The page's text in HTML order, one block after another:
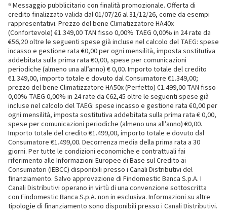
⁶ Messaggio pubblicitario con finalità promozionale. Offerta di
credito finalizzato valida dal 01/07/26 al 31/12/26, come da esempi
rappresentativi. Prezzo del bene Climatizzatore HA40x
(Confortevole) €1.349,00 TAN fisso 0,00% TAEG 0,00% in 24 rate da
€56,20 oltre le seguenti spese già incluse nel calcolo del TAEG: spese
incasso e gestione rata €0,00 per ogni mensilità, imposta sostitutiva
addebitata sulla prima rata €0,00, spese per comunicazioni
periodiche (almeno una all’anno) € 0,00. Importo totale del credito
€1.349,00, importo totale e dovuto dal Consumatore €1.349,00;
prezzo del bene Climatizzatore HA50x (Perfetto) €1.499,00 TAN fisso
0,00% TAEG 0,00% in 24 rate da €62,45 oltre le seguenti spese già
incluse nel calcolo del TAEG: spese incasso e gestione rata €0,00 per
ogni mensilità, imposta sostitutiva addebitata sulla prima rata € 0,00,
spese per comunicazioni periodiche (almeno una all’anno) €0,00.
Importo totale del credito €1.499,00, importo totale e dovuto dal
Consumatore €1.499,00. Decorrenza media della prima rata a 30
giorni. Per tutte le condizioni economiche e contrattuali fai
riferimento alle Informazioni Europee di Base sul Credito ai
Consumatori (IEBCC) disponibili presso i Canali Distributivi del
finanziamento. Salvo approvazione di Findomestic Banca S.p.A. I
Canali Distributivi operano in virtù di una convenzione sottoscritta
con Findomestic Banca S.p.A. non in esclusiva. Informazioni su altre
tipologie di finanziamento sono disponibili presso i Canali Distributivi.